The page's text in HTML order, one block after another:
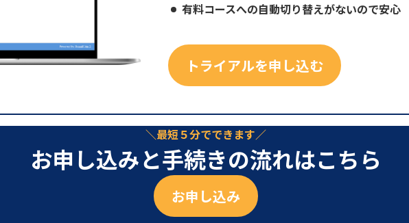
有料コースへの自動切り替えがないので安心
トライアルを申し込む
最短５分でできます
お申し込みと手続きの流れはこちら
お申し込み